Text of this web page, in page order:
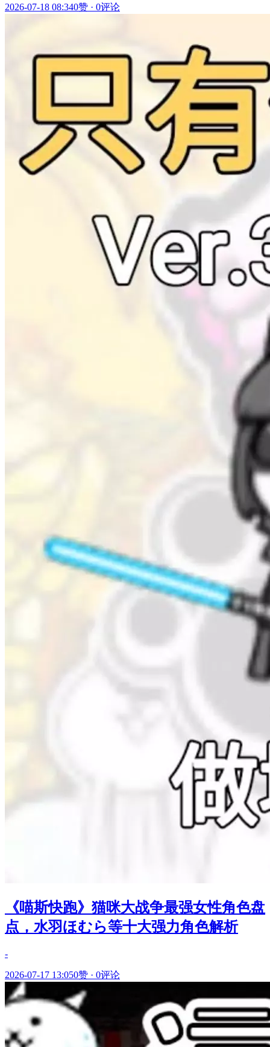
2026-07-18 08:340赞 · 0评论
《喵斯快跑》猫咪大战争最强女性角色盘
点，水羽ほむら等十大强力角色解析
-
2026-07-17 13:050赞 · 0评论